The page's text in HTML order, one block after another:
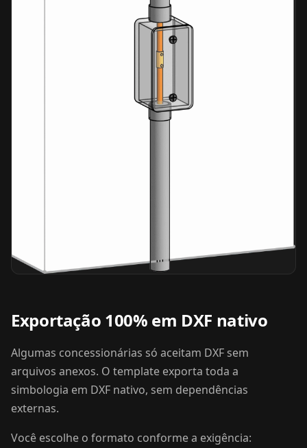
Exportação 100% em DXF nativo
Algumas concessionárias só aceitam DXF sem
arquivos anexos. O template exporta toda a
simbologia em DXF nativo, sem dependências
externas.
Você escolhe o formato conforme a exigência: